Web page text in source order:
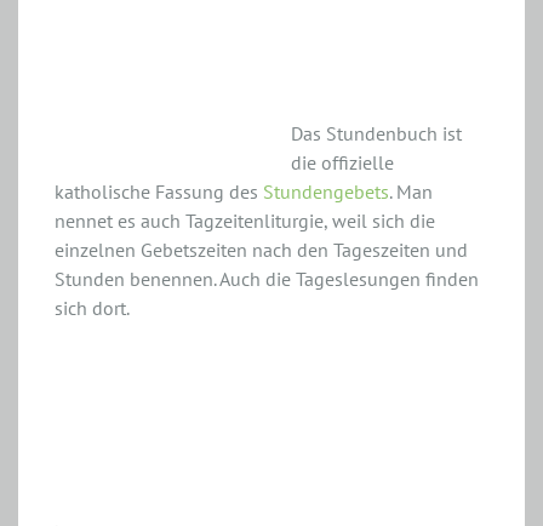
Das Stundenbuch ist
die offizielle
katholische Fassung des Stundengebets. Man
nennet es auch Tagzeitenliturgie, weil sich die
einzelnen Gebetszeiten nach den Tageszeiten und
Stunden benennen. Auch die Tageslesungen finden
sich dort.
.